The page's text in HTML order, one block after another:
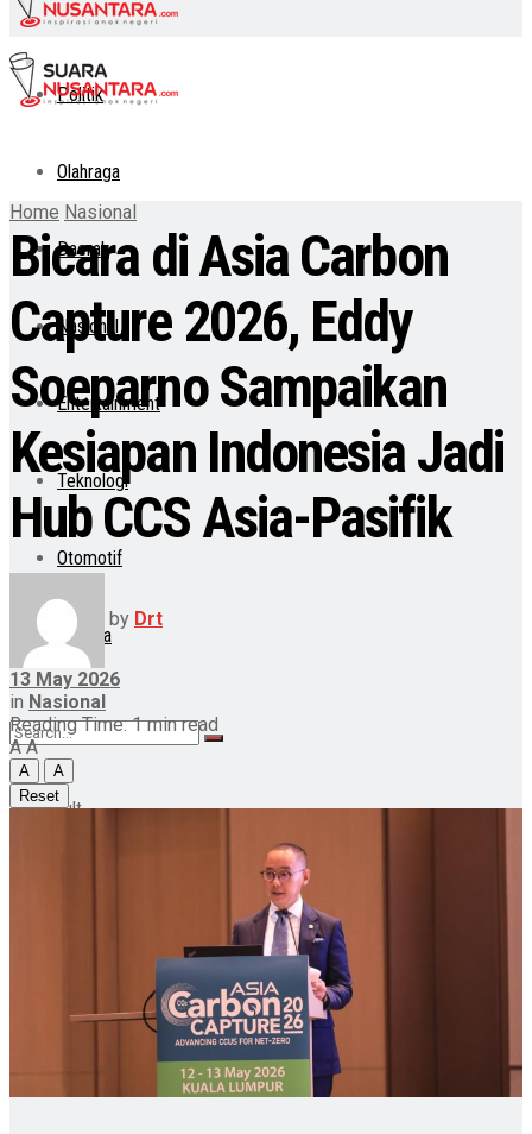
Politik
Olahraga
Daerah
Nasional
Entertainment
Teknologi
Otomotif
Lainnya
No Result
Home Nasional
Bicara di Asia Carbon
Capture 2026, Eddy
Soeparno Sampaikan
Kesiapan Indonesia Jadi
Hub CCS Asia-Pasifik
by Drt
13 May 2026
in Nasional
Reading Time: 1 min read
A A
A
A
Reset